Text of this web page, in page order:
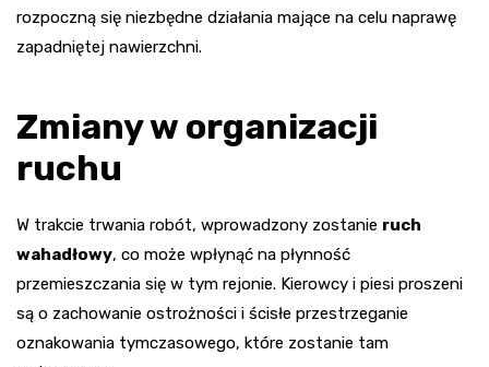
rozpoczną się niezbędne działania mające na celu naprawę
zapadniętej nawierzchni.
Zmiany w organizacji
ruchu
W trakcie trwania robót, wprowadzony zostanie ruch
wahadłowy, co może wpłynąć na płynność
przemieszczania się w tym rejonie. Kierowcy i piesi proszeni
są o zachowanie ostrożności i ścisłe przestrzeganie
oznakowania tymczasowego, które zostanie tam